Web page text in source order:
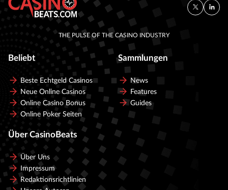
THE PULSE OF THE CASINO INDUSTRY
Beliebt
Beste Echtgeld Casinos
Neue Online Casinos
Online Casino Bonus
Online Poker Seiten
Sammlungen
News
Features
Guides
Über CasinoBeats
Über Uns
Impressum
Redaktionsrichtlinien